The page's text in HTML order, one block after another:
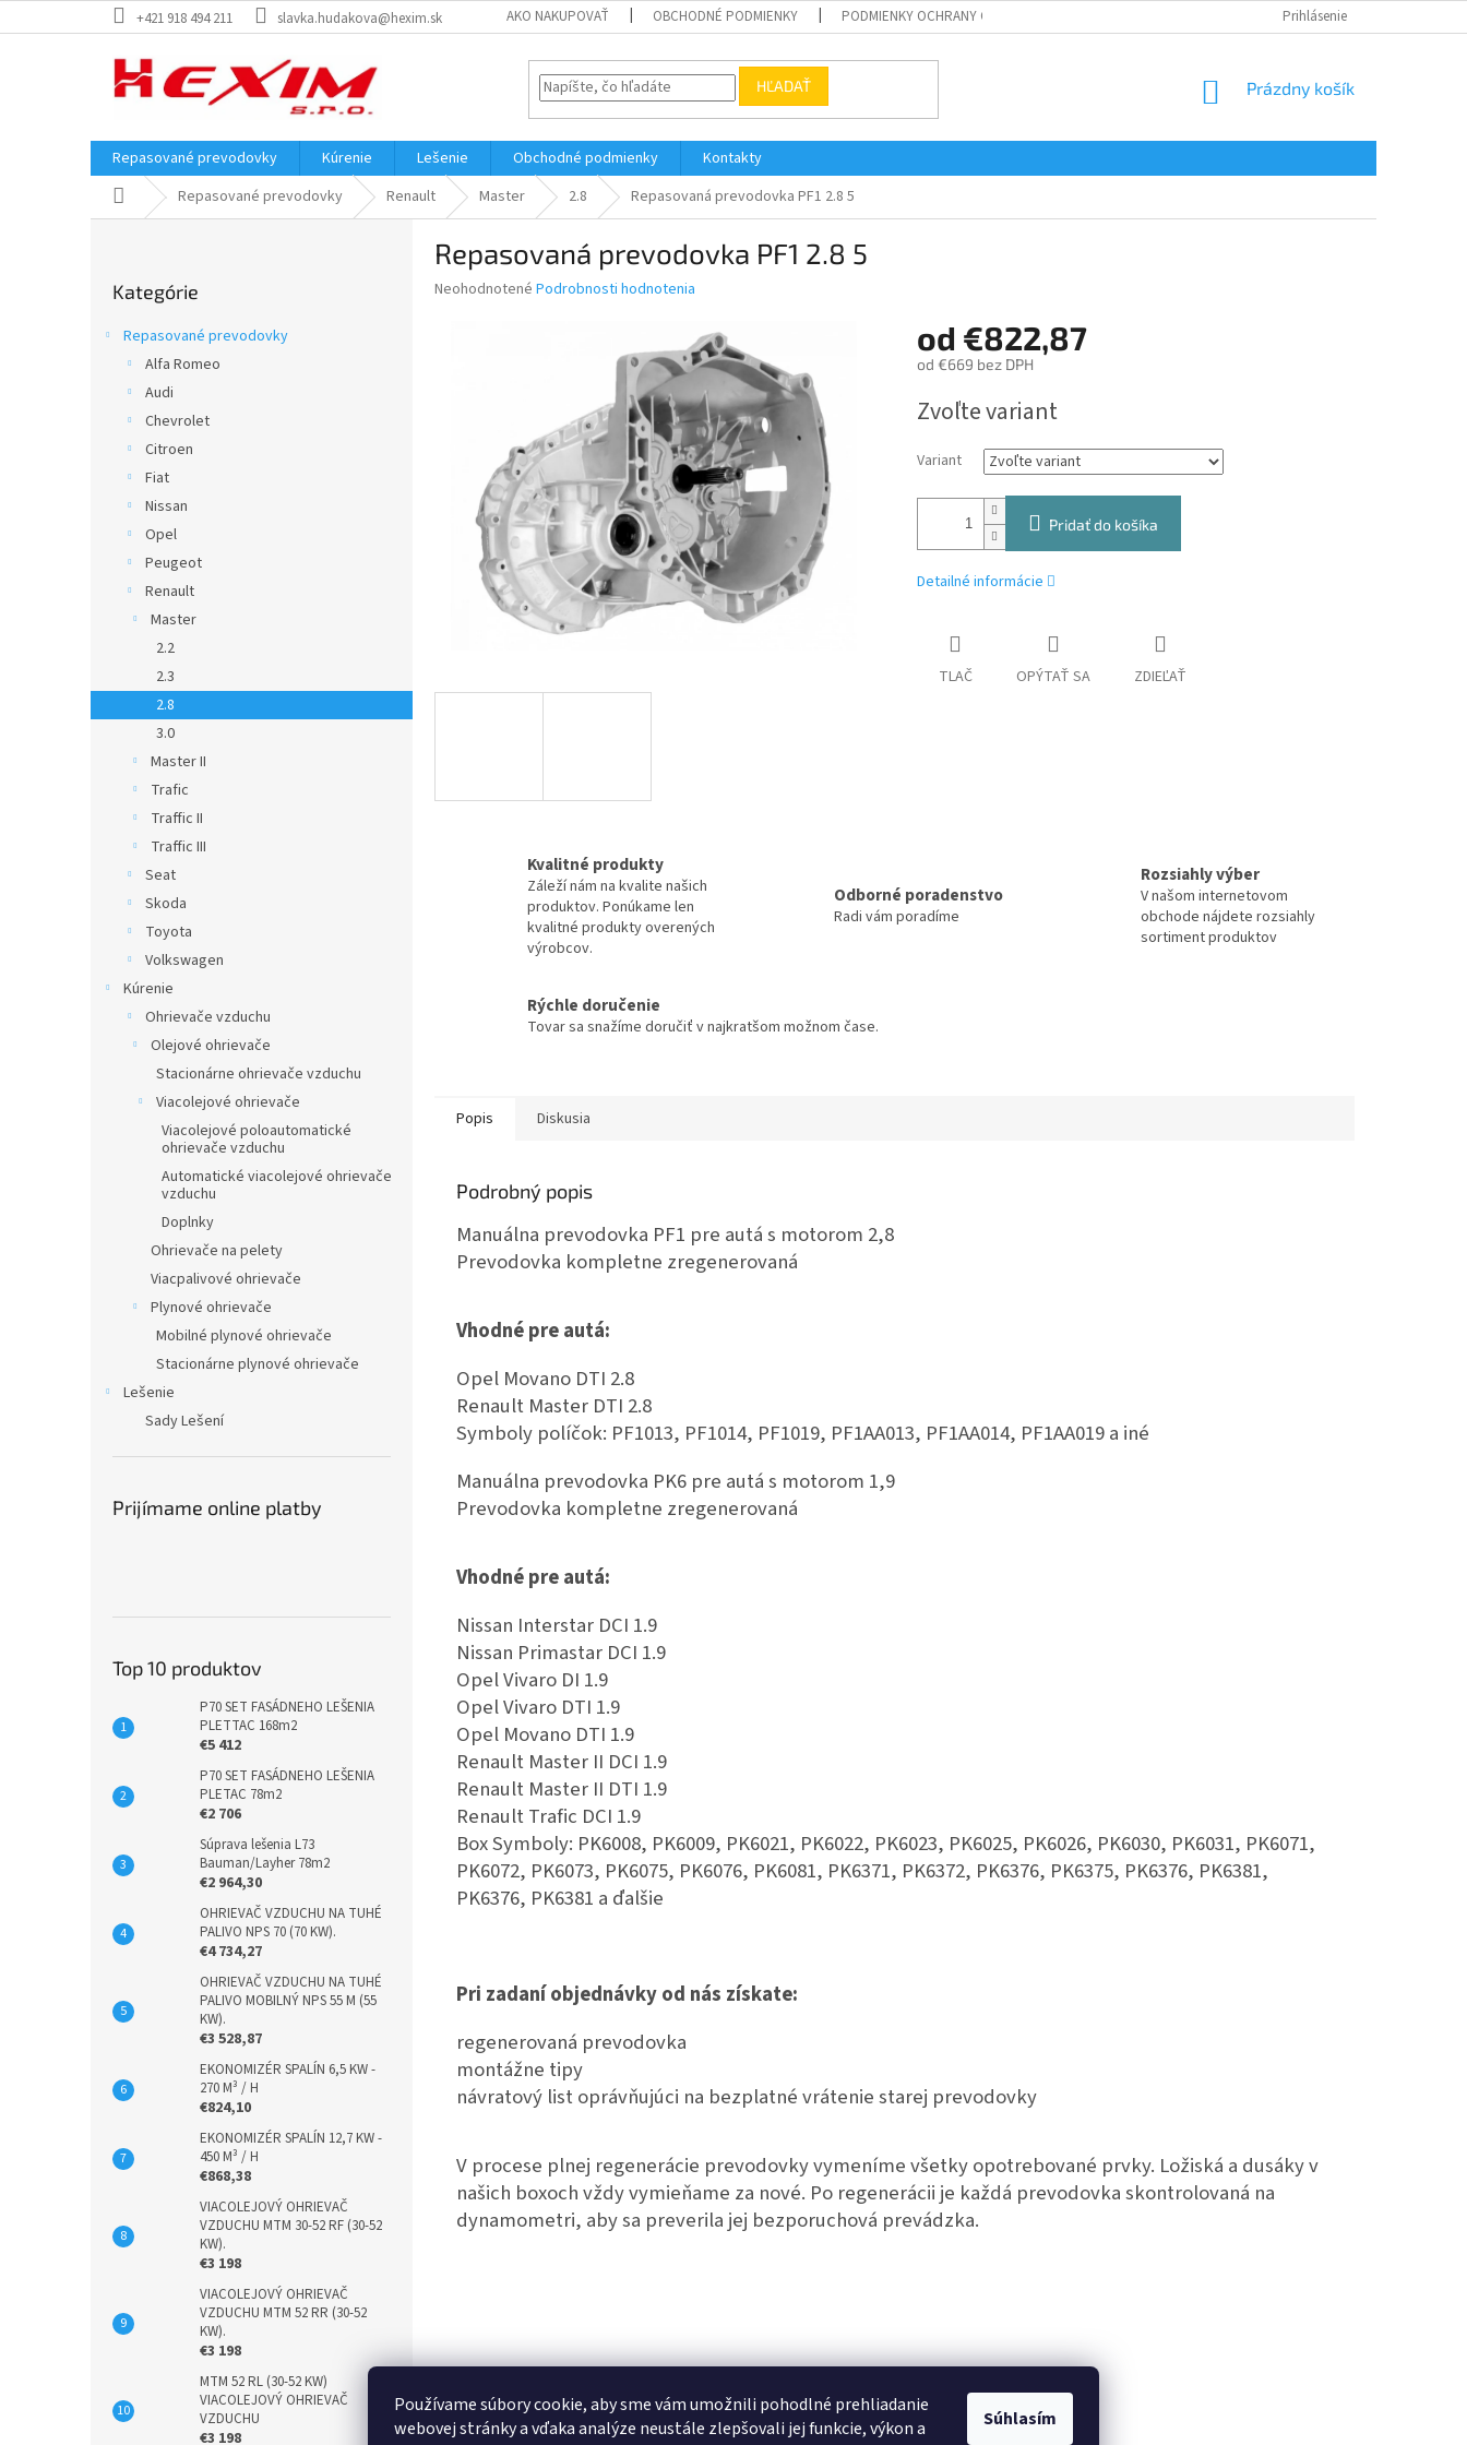
Používame súbory cookie, aby sme vám umožnili pohodlné prehliadanie
webovej stránky a vďaka analýze neustále zlepšovali jej funkcie, výkon a
Súhlasím
na
+421 918 494 211 slavka.hudakova@hexim.sk AKO NAKUPOVAŤ OBCHODNÉ PODMIENKY PODMIENKY OCHRANY OSOBNÝCH ÚDAJOV Prihlásenie
HĽADAŤ
NÁKUPNÝ
Prázdny košík
Repasované prevodovky Kúrenie Lešenie Obchodné podmienky
Kontakty
DomovRepasované prevodovky Renault Master 2.8 Repasovaná prevodovka PF1 2.8 5
kategórie
Kategórie
Repasované prevodovky
Alfa Romeo
Audi
Chevrolet
Citroen
Fiat
Nissan
Opel
Peugeot
Renault
Master
2.2
2.3
2.8
3.0
Master II
Trafic
Traffic II
Traffic III
Seat
Skoda
Toyota
Volkswagen
Kúrenie
Ohrievače vzduchu
Olejové ohrievače
Stacionárne ohrievače vzduchu
Viacolejové ohrievače
Viacolejové poloautomatické
ohrievače vzduchu
Automatické viacolejové ohrievače
vzduchu
Doplnky
Ohrievače na pelety
Viacpalivové ohrievače
Plynové ohrievače
Mobilné plynové ohrievače
Stacionárne plynové ohrievače
Lešenie
Sady Lešení
Prijímame online platby
Top 10 produktov
P70 SET FASÁDNEHO LEŠENIA
PLETTAC 168m2
€5 412
P70 SET FASÁDNEHO LEŠENIA
PLETAC 78m2
€2 706
Súprava lešenia L73
Bauman/Layher 78m2
€2 964,30
OHRIEVAČ VZDUCHU NA TUHÉ
PALIVO NPS 70 (70 KW).
€4 734,27
OHRIEVAČ VZDUCHU NA TUHÉ
PALIVO MOBILNÝ NPS 55 M (55
KW).
€3 528,87
EKONOMIZÉR SPALÍN 6,5 KW -
270 M³ / H
€824,10
EKONOMIZÉR SPALÍN 12,7 KW -
450 M³ / H
€868,38
VIACOLEJOVÝ OHRIEVAČ
VZDUCHU MTM 30-52 RF (30-52
KW).
€3 198
VIACOLEJOVÝ OHRIEVAČ
VZDUCHU MTM 52 RR (30-52
KW).
€3 198
MTM 52 RL (30-52 KW)
VIACOLEJOVÝ OHRIEVAČ
VZDUCHU
€3 198
Repasovaná prevodovka PF1 2.8 5
Priemerné
Neohodnotené Podrobnosti hodnotenia
od €822,87
od €669 bez DPH
cena:
Zvoľte variant
Variant
Pridať do košíka
Detailné informácie
TLAČ OPÝTAŤ SA ZDIEĽAŤ
Kvalitné produkty
Záleží nám na kvalite našich
produktov. Ponúkame len
kvalitné produkty overených
výrobcov.
Odborné poradenstvo
Radi vám poradíme
Rozsiahly výber
V našom internetovom
obchode nájdete rozsiahly
sortiment produktov
Rýchle doručenie
Tovar sa snažíme doručiť v najkratšom možnom čase.
Popis Diskusia
Podrobný popis
Manuálna prevodovka PF1 pre autá s motorom 2,8
Prevodovka kompletne zregenerovaná
Vhodné pre autá:
Opel Movano DTI 2.8
Renault Master DTI 2.8
Symboly políčok: PF1013, PF1014, PF1019, PF1AA013, PF1AA014, PF1AA019 a iné
Manuálna prevodovka PK6 pre autá s motorom 1,9
Prevodovka kompletne zregenerovaná
Vhodné pre autá:
Nissan Interstar DCI 1.9
Nissan Primastar DCI 1.9
Opel Vivaro DI 1.9
Opel Vivaro DTI 1.9
Opel Movano DTI 1.9
Renault Master II DCI 1.9
Renault Master II DTI 1.9
Renault Trafic DCI 1.9
Box Symboly: PK6008, PK6009, PK6021, PK6022, PK6023, PK6025, PK6026, PK6030, PK6031, PK6071,
PK6072, PK6073, PK6075, PK6076, PK6081, PK6371, PK6372, PK6376, PK6375, PK6376, PK6381,
PK6376, PK6381 a ďalšie
Pri zadaní objednávky od nás získate:
regenerovaná prevodovka
montážne tipy
návratový list oprávňujúci na bezplatné vrátenie starej prevodovky
V procese plnej regenerácie prevodovky vymeníme všetky opotrebované prvky. Ložiská a dusáky v
našich boxoch vždy vymieňame za nové. Po regenerácii je každá prevodovka skontrolovaná na
dynamometri, aby sa preverila jej bezporuchová prevádzka.